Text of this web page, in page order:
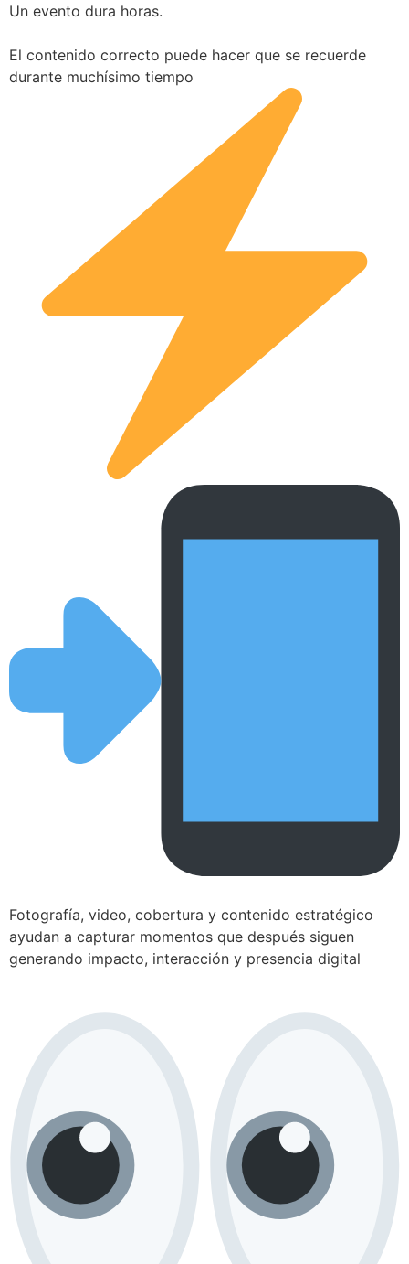
Un evento dura horas.
El contenido correcto puede hacer que se recuerde
durante muchísimo tiempo
Fotografía, video, cobertura y contenido estratégico
ayudan a capturar momentos que después siguen
generando impacto, interacción y presencia digital